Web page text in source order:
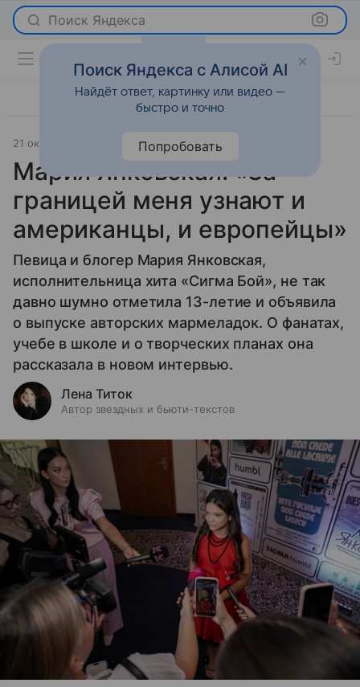
Поиск Яндекса
21 октября 2025 Леди Mail Интервью
Мария Янковская: «За
границей меня узнают и
американцы, и европейцы»
Певица и блогер Мария Янковская,
исполнительница хита «Сигма Бой», не так
давно шумно отметила 13-летие и объявила
о выпуске авторских мармеладок. О фанатах,
учебе в школе и о творческих планах она
рассказала в новом интервью.
Лена Титок
Автор звездных и бьюти-текстов
Поиск Яндекса с Алисой AI
Найдёт ответ, картинку или видео —
быстро и точно
Попробовать